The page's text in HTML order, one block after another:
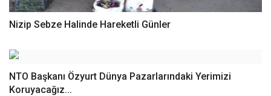
Nizip Sebze Halinde Hareketli Günler
NTO Başkanı Özyurt Dünya Pazarlarındaki Yerimizi
Koruyacağız...